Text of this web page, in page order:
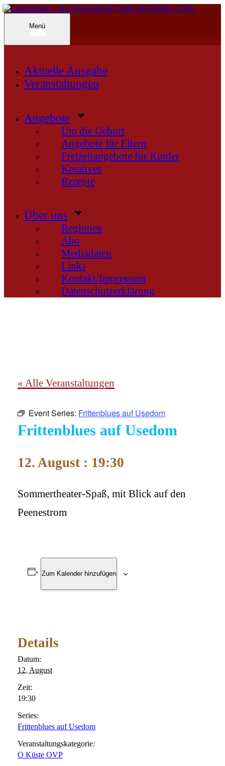
Inhalte
überspringen
Menü
Aktuelle Ausgabe
Veranstaltungen
Angebote
Um die Geburt
Angebote für Eltern
Freizeitangebote für Kinder
Kreatives
Rezepte
Über uns
Regionen
Abo
Mediadaten
Links
Kontakt/Impressum
Datenschutzerklärung
« Alle Veranstaltungen
Event Series: Frittenblues auf Usedom
Frittenblues auf Usedom
12. August : 19:30
Sommertheater-Spaß, mit Blick auf den
Peenestrom
Zum Kalender hinzufügen
Details
Datum:
12. August
Zeit:
19:30
Series:
Frittenblues auf Usedom
Veranstaltungskategorie:
O Küste OVP